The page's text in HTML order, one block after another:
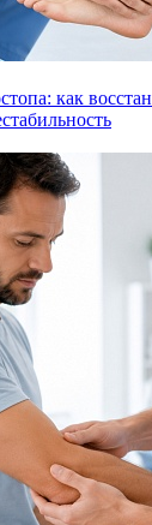
как
звонок
согласие на
c